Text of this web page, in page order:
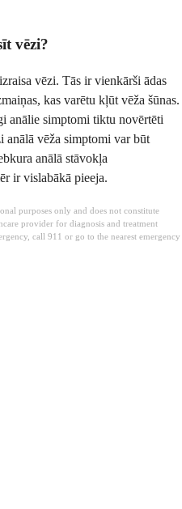
vēzi?
vēzi. Tās ir vienkārši ādas
kas varētu kļūt vēža šūnas.
anālie simptomi tiktu novērtēti
anālā vēža simptomi var būt
anālā stāvokļa
ir vislabākā pieeja.
purposes only and does not constitute
provider for diagnosis and treatment
call 911 or go to the nearest emergency